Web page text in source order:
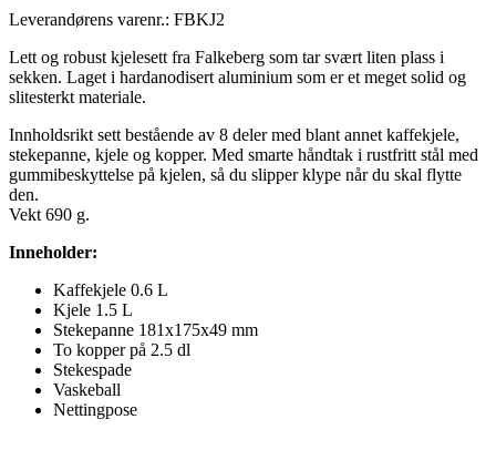
Leverandørens varenr.: FBKJ2
Lett og robust kjelesett fra Falkeberg som tar svært liten plass i
sekken. Laget i hardanodisert aluminium som er et meget solid og
slitesterkt materiale.
Innholdsrikt sett bestående av 8 deler med blant annet kaffekjele,
stekepanne, kjele og kopper. Med smarte håndtak i rustfritt stål med
gummibeskyttelse på kjelen, så du slipper klype når du skal flytte
den.
Vekt 690 g.
Inneholder:
Kaffekjele 0.6 L
Kjele 1.5 L
Stekepanne 181x175x49 mm
To kopper på 2.5 dl
Stekespade
Vaskeball
Nettingpose